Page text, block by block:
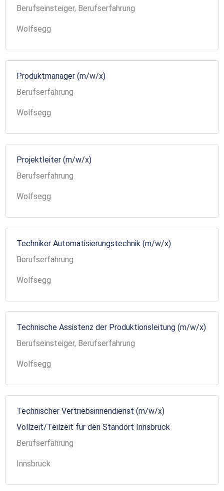
Berufseinsteiger, Berufserfahrung
Wolfsegg
Produktmanager (m/w/x)
Berufserfahrung
Wolfsegg
Projektleiter (m/w/x)
Berufserfahrung
Wolfsegg
Techniker Automatisierungstechnik (m/w/x)
Berufserfahrung
Wolfsegg
Technische Assistenz der Produktionsleitung (m/w/x)
Berufseinsteiger, Berufserfahrung
Wolfsegg
Technischer Vertriebsinnendienst (m/w/x)
Vollzeit/Teilzeit für den Standort Innsbruck
Berufserfahrung
Innsbruck